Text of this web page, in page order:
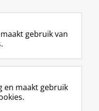
L
i
k
e
R
S
-
f
I
n
t
Y
o
T
gebruik van
en maakt gebruik